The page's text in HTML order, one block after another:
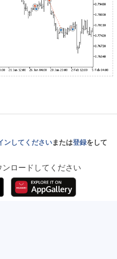
ンしてくださいまたは登録をして
ンロードしてください